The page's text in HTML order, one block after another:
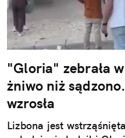
"Gloria" zebrała
żniwo niż
wzrosła
Lizbona jest